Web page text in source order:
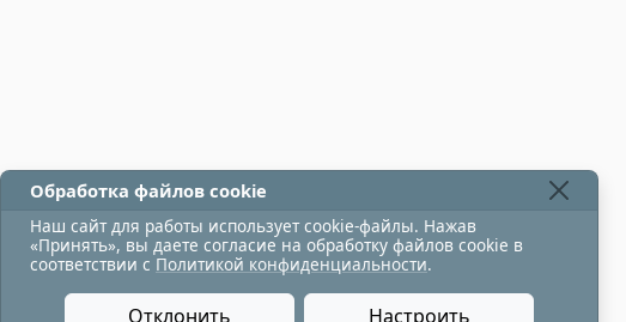
Обработка файлов cookie
Наш сайт для работы использует cookie-файлы. Нажав
«Принять», вы даете согласие на обработку файлов cookie в
соответствии с Политикой конфиденциальности.
Отклонить Настроить